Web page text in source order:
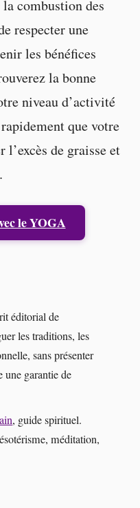
combustion des
respecter une
les bénéfices
la bonne
niveau d’activité
que votre
de graisse et
le YOGA
éditorial de
les traditions, les
sans présenter
garantie de
, guide spirituel.
méditation,